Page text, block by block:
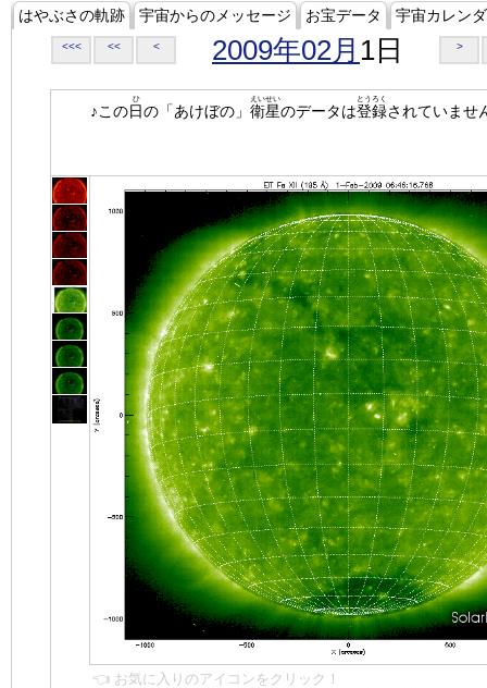
はやぶさの軌跡 宇宙からのメッセージ お宝データ 宇宙カレン
<<< << < 2009年02月 1日 >
♪この日
ひ
の「あけぼの」 衛星
えいせい
のデータは登録
とうろく
されていませ
👈 お気に入りのアイコンをクリック！